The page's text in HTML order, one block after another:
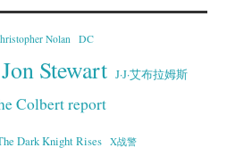
Nolan DC
Jon Stewart J·J·艾布拉姆斯
Colbert report
Dark Knight Rises X战警